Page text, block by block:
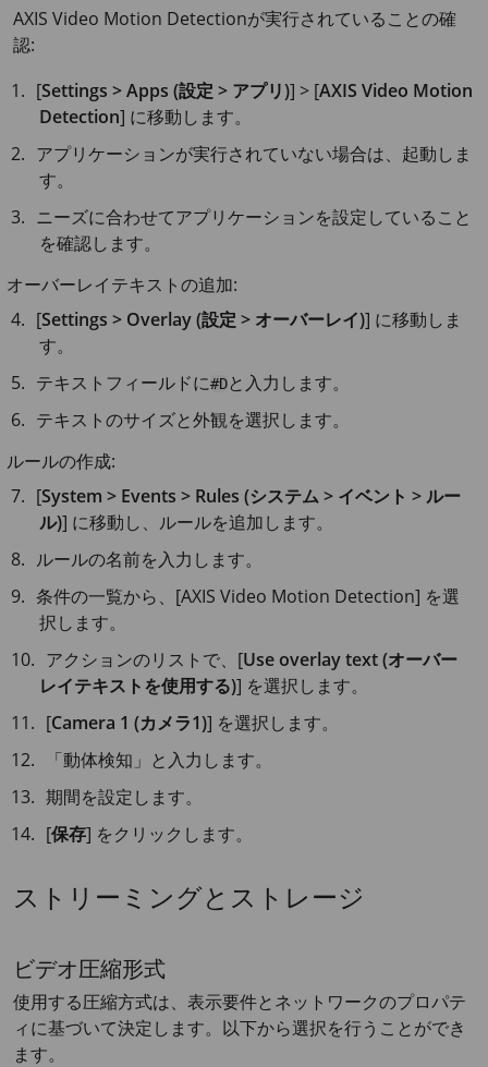
AXIS Video Motion Detectionが実行されていることの確
認:
[Settings > Apps (設定 > アプリ)] > [AXIS Video Motion
Detection] に移動します。
アプリケーションが実行されていない場合は、起動しま
す。
ニーズに合わせてアプリケーションを設定していること
を確認します。
オーバーレイテキストの追加:
[Settings > Overlay (設定 > オーバーレイ)] に移動しま
す。
テキストフィールドに#Dと入力します。
テキストのサイズと外観を選択します。
ルールの作成:
[System > Events > Rules (システム > イベント > ルー
ル)] に移動し、ルールを追加します。
ルールの名前を入力します。
条件の一覧から、[AXIS Video Motion Detection] を選
択します。
アクションのリストで、[Use overlay text (オーバー
レイテキストを使用する)] を選択します。
[Camera 1 (カメラ1)] を選択します。
「動体検知」と入力します。
期間を設定します。
[保存] をクリックします。
ストリーミングとストレージ
ビデオ圧縮形式
使用する圧縮方式は、表示要件とネットワークのプロパテ
ィに基づいて決定します。以下から選択を行うことができ
ます。